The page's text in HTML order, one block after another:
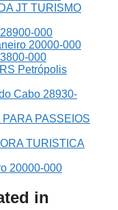
JT TURISMO
000
20000-000
000
Petrópolis
Cabo 28930-
PASSEIOS
TURISTICA
20000-000
in